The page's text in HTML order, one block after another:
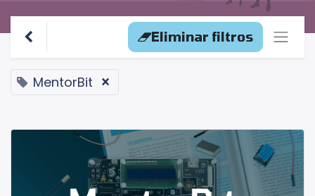
Eliminar filtros
MentorBit ×